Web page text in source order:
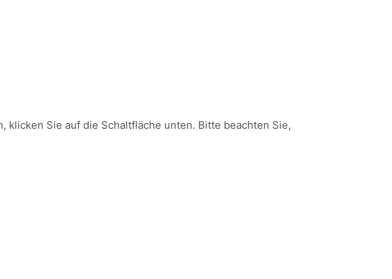
klicken Sie auf die Schaltfläche unten. Bitte beachten Sie,